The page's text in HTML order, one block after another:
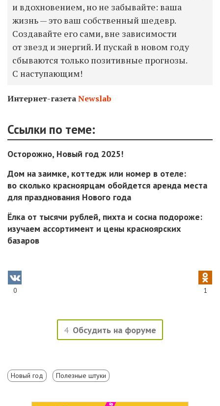
и вдохновением, но не забывайте: ваша
жизнь — это ваш собственный шедевр.
Создавайте его сами, вне зависимости
от звезд и энергий.И пускай в новом году
сбываются только позитивные прогнозы.
С наступающим!
Интернет-газетаNewslab
Ссылки по теме:
Осторожно, Новый год 2025!
Дом на заимке, коттедж или номер в отеле:
во сколько красноярцам обойдется аренда места
для празднования Нового года
Ёлка от тысячи рублей, пихта и сосна подороже:
изучаем ассортимент и цены красноярских
базаров
0 1
4 Обсудить на форуме
Новый год Полезные штуки